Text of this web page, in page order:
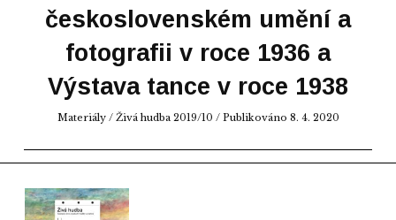
československém umění a
fotografii v roce 1936 a
Výstava tance v roce 1938
Materiály/ Živá hudba 2019/10 / Publikováno 8. 4. 2020